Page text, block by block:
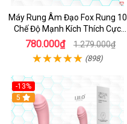
Máy Rung Âm Đạo Fox Rung 10
Chế Độ Mạnh Kích Thích Cực
Sướng
780.000₫ 1.279.000₫
(898)
-13%
Hot
5